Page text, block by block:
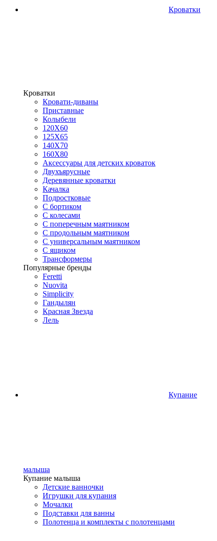
Кроватки
Кроватки
Кровати-диваны
Приставные
Колыбели
120Х60
125X65
140Х70
160Х80
Аксессуары для детских кроваток
Двухъярусные
Деревянные кроватки
Качалка
Подростковые
С бортиком
С колесами
С поперечным маятником
С продольным маятником
С универсальным маятником
С ящиком
Трансформеры
Популярные бренды
Feretti
Nuovita
Simplicity
Гандылян
Красная Звезда
Лель
Купание
малыша
Купание малыша
Детские ванночки
Игрушки для купания
Мочалки
Подставки для ванны
Полотенца и комплекты с полотенцами